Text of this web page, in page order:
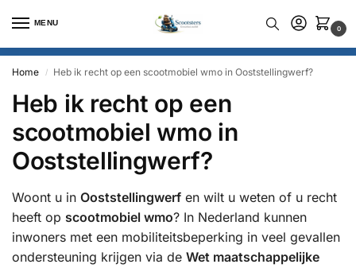
MENU
0
Home / Heb ik recht op een scootmobiel wmo in Ooststellingwerf?
Heb ik recht op een
scootmobiel wmo in
Ooststellingwerf?
Woont u in Ooststellingwerf en wilt u weten of u recht
heeft op scootmobiel wmo? In Nederland kunnen
inwoners met een mobiliteitsbeperking in veel gevallen
ondersteuning krijgen via de Wet maatschappelijke